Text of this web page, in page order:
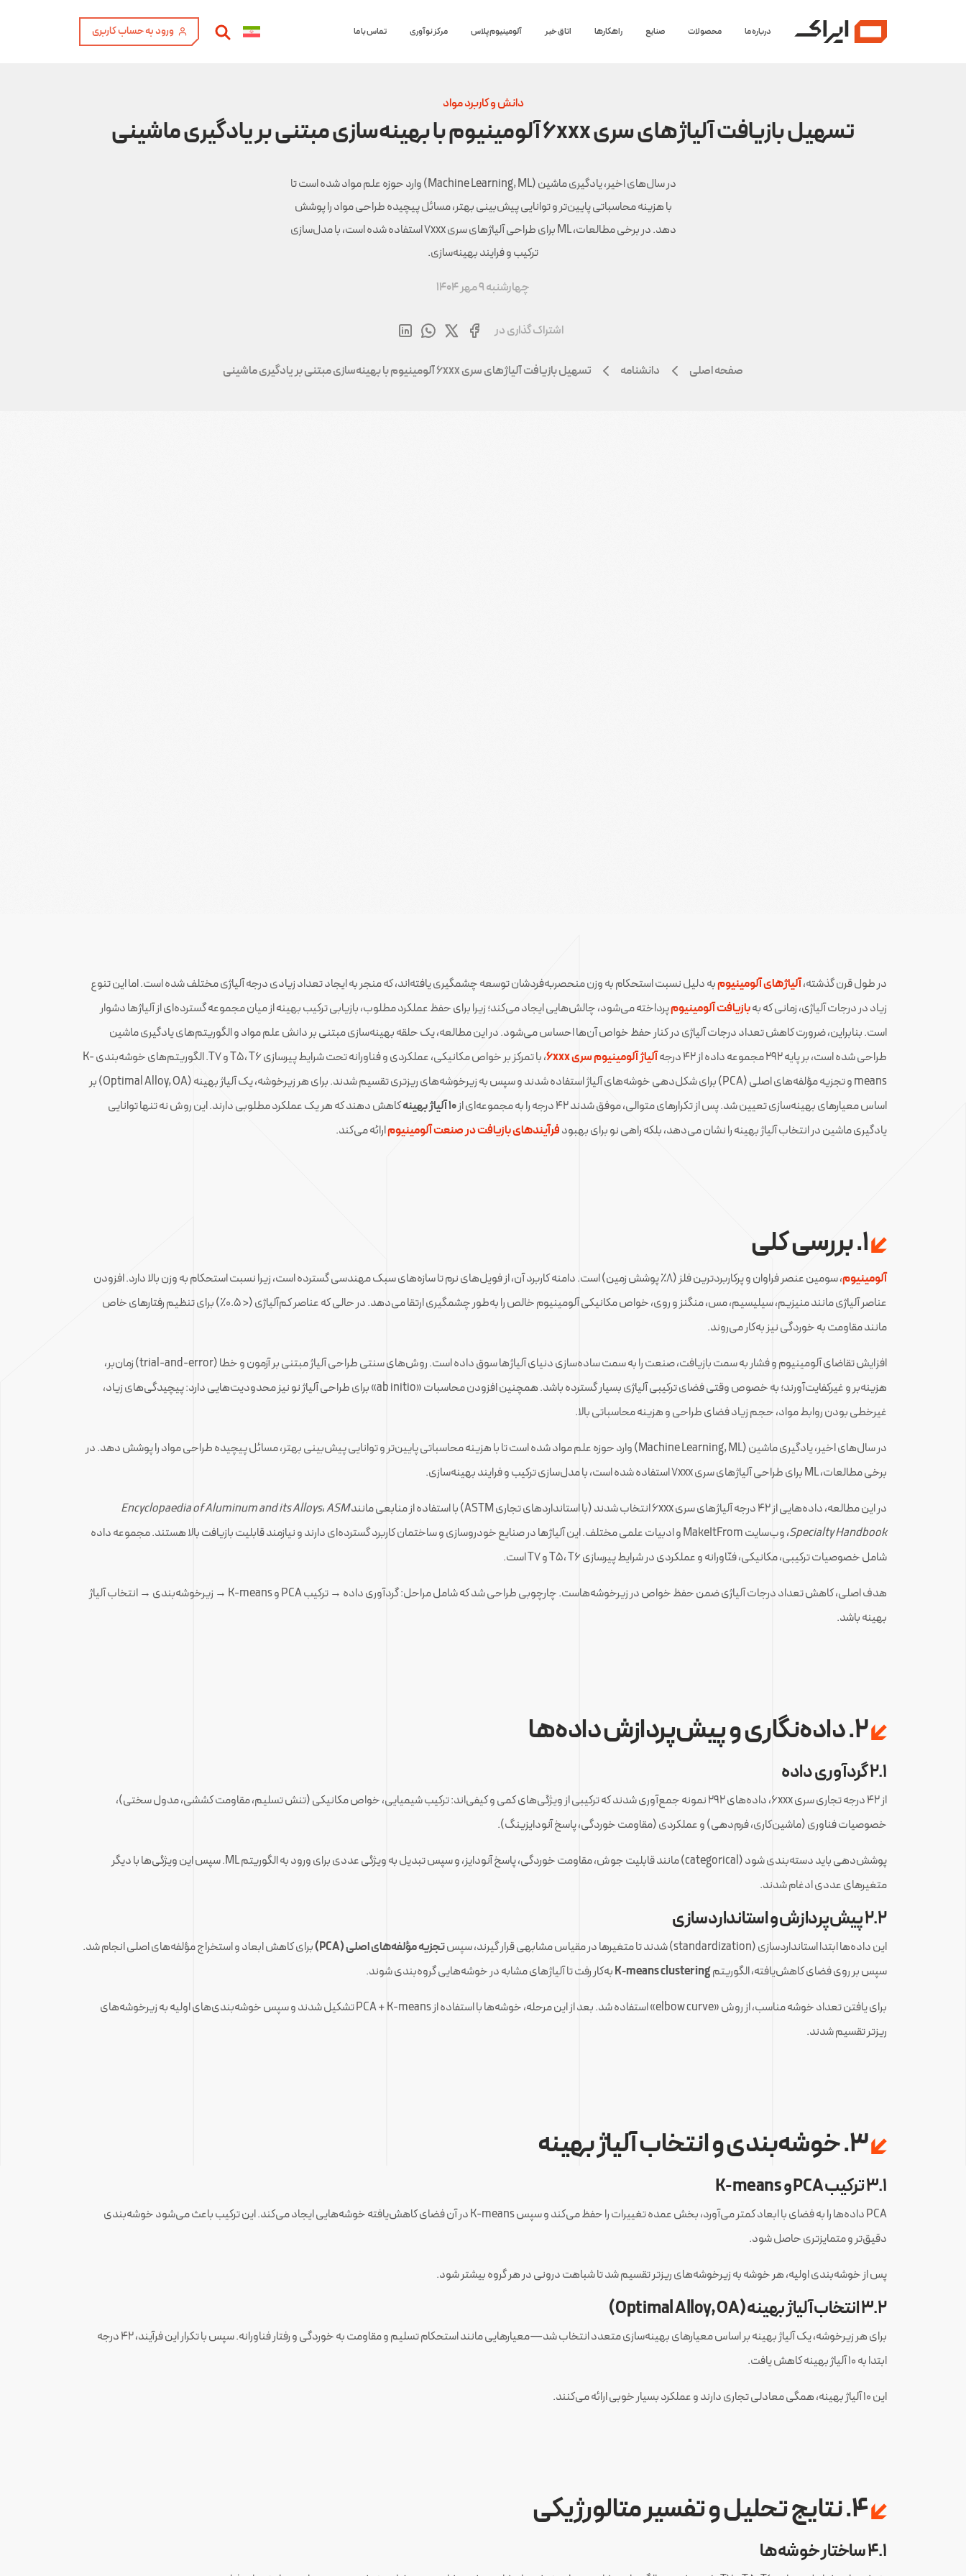
درباره ما محصولات صنایع راهکارها اتاق خبر آلومینیوم پلاس مرکز نوآوری تماس با ما ورود به حساب کاربری
دانش و کاربرد مواد
تسهیل بازیافت آلیاژهای سری ۶xxx آلومینیوم با بهینه‌سازی مبتنی بر یادگیری ماشینی
در سال‌های اخیر، یادگیری ماشین (Machine Learning, ML) وارد حوزه علم مواد شده است تا
با هزینه محاسباتی پایین‌تر و توانایی پیش‌بینی بهتر، مسائل پیچیده طراحی مواد را پوشش
دهد. در برخی مطالعات، ML برای طراحی آلیاژهای سری 7xxx استفاده شده است، با مدل‌سازی
ترکیب و فرایند بهینه‌سازی.
چهارشنبه 9 مهر 1404
اشتراک گذاری در
صفحه اصلی دانشنامه تسهیل بازیافت آلیاژهای سری ۶xxx آلومینیوم با بهینه‌سازی مبتنی بر یادگیری ماشینی
در طول قرن گذشته،آلیاژهای آلومینیومبه دلیل نسبت استحکام به وزن منحصربه‌فردشان توسعه چشمگیری یافته‌اند، که منجر به ایجاد تعداد زیادی درجه آلیاژی مختلف شده است. اما این تنوع
زیاد در درجات آلیاژی، زمانی که بهبازیافت آلومینیومپرداخته می‌شود، چالش‌هایی ایجاد می‌کند؛ زیرا برای حفظ عملکرد مطلوب، بازیابی ترکیب بهینه از میان مجموعه گسترده‌ای از آلیاژها دشوار
است. بنابراین، ضرورت کاهش تعداد درجات آلیاژی در کنار حفظ خواص آن‌ها احساس می‌شود. در این مطالعه، یک حلقه بهینه‌سازی مبتنی بر دانش علم مواد و الگوریتم‌های یادگیری ماشین
طراحی شده است، بر پایه ۲۹۲ مجموعه داده از ۴۲ درجه
آلیاژ آلومینیوم سری ۶xxx
، با تمرکز بر خواص مکانیکی، عملکردی و فناورانه تحت شرایط پیرسازی T5، T6 و T7. الگوریتم‌های خوشه‌بندی K-
means و تجزیه مؤلفه‌های اصلی (PCA) برای شکل‌دهی خوشه‌های آلیاژ استفاده شدند و سپس به زیرخوشه‌های ریزتری تقسیم شدند. برای هر زیرخوشه، یک آلیاژ بهینه (Optimal Alloy, OA) بر
اساس معیارهای بهینه‌سازی تعیین شد. پس از تکرارهای متوالی، موفق شدند ۴۲ درجه را به مجموعه‌ای از
۱۰ آلیاژ بهینه
کاهش دهند که هر یک عملکرد مطلوبی دارند. این روش نه تنها توانایی
یادگیری ماشین در انتخاب آلیاژ بهینه را نشان می‌دهد، بلکه راهی نو برای بهبودفرآیندهای بازیافت در صنعت آلومینیومارائه می‌کند.
آلومینیوم
، سومین عنصر فراوان و پرکاربردترین فلز (۸٪ پوشش زمین) است. دامنه کاربرد آن، از فویل‌های نرم تا سازه‌های سبک مهندسی گسترده است، زیرا نسبت استحکام به وزن بالا دارد. افزودن
عناصر آلیاژی مانند منیزیم، سیلیسیم، مس، منگنز و روی، خواص مکانیکی آلومینیوم خالص را به‌طور چشمگیری ارتقا می‌دهد. در حالی که عناصر کم‌آلیاژی (< 0.5٪) برای تنظیم رفتارهای خاص
مانند مقاومت به خوردگی نیز به‌کار می‌روند.
افزایش تقاضای آلومینیوم و فشار به سمت بازیافت، صنعت را به سمت ساده‌سازی دنیای آلیاژها سوق داده است. روش‌های سنتی طراحی آلیاژ مبتنی بر آزمون و خطا (trial-and-error) زمان‌بر،
هزینه‌بر و غیرکفایت‌آورند؛ به خصوص وقتی فضای ترکیبی آلیاژی بسیار گسترده باشد. همچنین افزودن محاسبات «ab initio» برای طراحی آلیاژ نو نیز محدودیت‌هایی دارد: پیچیدگی‌های زیاد،
غیرخطی بودن روابط مواد، حجم زیاد فضای طراحی و هزینه محاسباتی بالا.
در سال‌های اخیر، یادگیری ماشین (Machine Learning, ML) وارد حوزه علم مواد شده است تا با هزینه محاسباتی پایین‌تر و توانایی پیش‌بینی بهتر، مسائل پیچیده طراحی مواد را پوشش دهد. در
برخی مطالعات، ML برای طراحی آلیاژهای سری 7xxx استفاده شده است، با مدل‌سازی ترکیب و فرایند بهینه‌سازی.
در این مطالعه، داده‌هایی از ۴۲ درجه آلیاژهای سری 6xxx انتخاب شدند (با استانداردهای تجاری ASTM) با استفاده از منابعی مانند Encyclopaedia of Aluminum and its Alloys،ASM
Specialty Handbook
، وب‌سایت MakeItFrom و ادبیات علمی مختلف. این آلیاژها در صنایع خودروسازی و ساختمان کاربرد گسترده‌ای دارند و نیازمند قابلیت بازیافت بالا هستند. مجموعه داده
شامل خصوصیات ترکیبی، مکانیکی، فنّاورانه و عملکردی در شرایط پیرسازی T5، T6 و T7 است.
هدف اصلی، کاهش تعداد درجات آلیاژی ضمن حفظ خواص در زیرخوشه‌هاست. چارچوبی طراحی شد که شامل مراحل: گردآوری داده → ترکیب PCA و K-means → زیرخوشه‌بندی → انتخاب آلیاژ
بهینه باشد.
۲.۱ گردآوری داده
از ۴۲ درجه تجاری سری 6xxx، داده‌های ۲۹۲ نمونه جمع‌آوری شدند که ترکیبی از ویژگی‌های کمی و کیفی‌اند: ترکیب شیمیایی، خواص مکانیکی (تنش تسلیم، مقاومت کششی، مدول سختی)،
خصوصیات فناوری (ماشین‌کاری، فرم‌دهی) و عملکردی (مقاومت خوردگی، پاسخ آنودایزینگ).
پوشش‌دهی باید دسته‌بندی شود (categorical) مانند قابلیت جوش، مقاومت خوردگی، پاسخ آنودایز، و سپس تبدیل به ویژگی عددی برای ورود به الگوریتم ML. سپس این ویژگی‌ها با دیگر
متغیرهای عددی ادغام شدند.
۲.۲ پیش‌پردازش و استانداردسازی
این داده‌ها ابتدا استانداردسازی (standardization) شدند تا متغیرها در مقیاس مشابهی قرار گیرند، سپس تجزیه مؤلفه‌های اصلی (PCA)
برای کاهش ابعاد و استخراج مؤلفه‌های اصلی انجام شد.
سپس بر روی فضای کاهش‌یافته، الگوریتمK-means clusteringبه‌کار رفت تا آلیاژهای مشابه در خوشه‌هایی گروه‌بندی شوند.
برای یافتن تعداد خوشه مناسب، از روش «elbow curve» استفاده شد. بعد از این مرحله، خوشه‌ها با استفاده از PCA + K-means تشکیل شدند و سپس خوشه‌بندی‌های اولیه به زیرخوشه‌های
ریزتر تقسیم شدند.
۳.۱ ترکیب PCA و K-means
PCA داده‌ها را به فضای با ابعاد کمتر می‌آورد، بخش عمده تغییرات را حفظ می‌کند و سپس K-means در آن فضای کاهش‌یافته خوشه‌هایی ایجاد می‌کند. این ترکیب باعث می‌شود خوشه‌بندی
دقیق‌تر و متمایزتری حاصل شود.
پس از خوشه‌بندی اولیه، هر خوشه به زیرخوشه‌های ریزتر تقسیم شد تا شباهت درونی در هر گروه بیشتر شود.
۳.۲ انتخاب آلیاژ بهینه (Optimal Alloy, OA)
برای هر زیرخوشه، یک آلیاژ بهینه بر اساس معیارهای بهینه‌سازی متعدد انتخاب شد—معیارهایی مانند استحکام تسلیم و مقاومت به خوردگی و رفتار فناورانه. سپس با تکرار این فرآیند، ۴۲ درجه
ابتدا به ۱۰ آلیاژ بهینه کاهش یافت.
این ۱۰ آلیاژ بهینه، همگی معادلی تجاری دارند و عملکرد بسیار خوبی ارائه می‌کنند.
۴.۱ ساختار خوشه‌ها